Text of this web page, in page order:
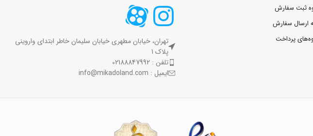
ثبت سفارش
ارسال سفارش
پرداخت
تهران، خیابان مطهری خیابان سلیمان خاطر ابتدای واروینی
پلاک 1
تلفن : 02188847992
ایمیل : info@mikadoland.com